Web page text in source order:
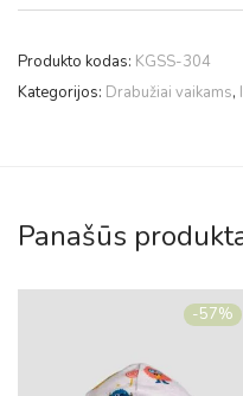
Produkto kodas: KGSS-304
Kategorijos: Drabužiai vaikams,
Panašūs
-57%